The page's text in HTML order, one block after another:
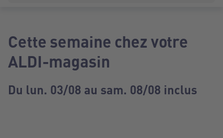
Cette semaine chez votre
ALDI-magasin
Du lun. 03/08 au sam. 08/08 inclus